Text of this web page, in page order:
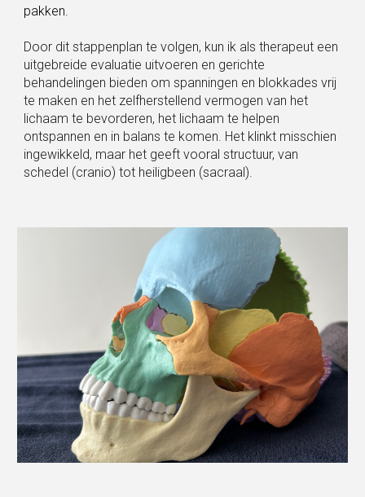
pakken.
Door dit stappenplan te volgen, kun ik als therapeut een
uitgebreide evaluatie uitvoeren en gerichte
behandelingen bieden om spanningen en blokkades vrij
te maken en het zelfherstellend vermogen van het
lichaam te bevorderen, het lichaam te helpen
ontspannen en in balans te komen. Het klinkt misschien
ingewikkeld, maar het geeft vooral structuur, van
schedel (cranio) tot heiligbeen (sacraal).